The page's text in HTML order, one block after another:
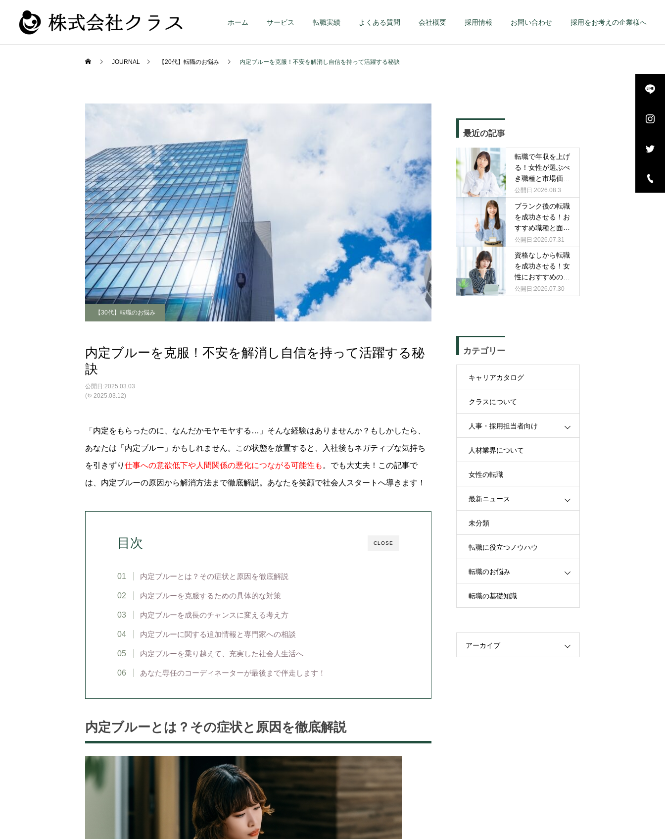
ホーム サービス 転職実績 よくある質問 会社概要 採用情報 お問い合わせ 採用をお考えの企業様へ
JOURNAL 【20代】転職のお悩み 内定ブルーを克服！不安を解消し自信を持って活躍する秘訣
【30代】転職のお悩み
内定ブルーを克服！不安を解消し自信を持って活躍する秘
訣
2025.03.03
(↻ 2025.03.12)
「内定をもらったのに、なんだかモヤモヤする…」そんな経験はありませんか？もしかしたら、
あなたは「内定ブルー」かもしれません。この状態を放置すると、入社後もネガティブな気持ち
を引きずり 仕事への意欲低下や人間関係の悪化につながる可能性も 。でも大丈夫！この記事で
は、内定ブルーの原因から解消方法まで徹底解説。あなたを笑顔で社会人スタートへ導きます！
CLOSE
目次
内定ブルーとは？その症状と原因を徹底解説
内定ブルーを克服するための具体的な対策
内定ブルーを成長のチャンスに変える考え方
内定ブルーに関する追加情報と専門家への相談
内定ブルーを乗り越えて、充実した社会人生活へ
あなた専任のコーディネーターが最後まで伴走します！
内定ブルーとは？その症状と原因を徹底解説
最近の記事
転職で年収を上げ
る！女性が選ぶべ
き職種と市場価値
を高める戦略
2026.08.3
ブランク後の転職
を成功させる！お
すすめ職種と面接
での伝え方2026.07.31
資格なしから転職
を成功させる！女
性におすすめの職
種と選び方2026.07.30
カテゴリー
キャリアカタログ
クラスについて
人事・採用担当者向け
人材業界について
女性の転職
最新ニュース
未分類
転職に役立つノウハウ
転職のお悩み
転職の基礎知識
アーカイブ